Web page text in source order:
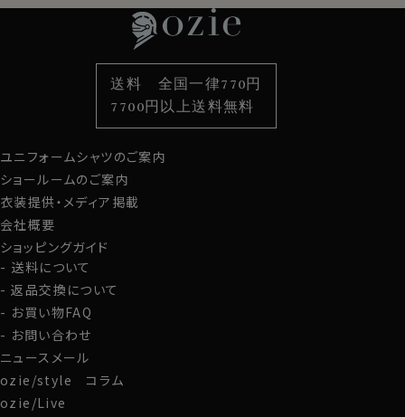
袖・カフス型から選ぶ
色から選ぶ
柄から選ぶ
スタイルから選ぶ
カジュアルシャツ
定番シャツ
カフスボタン
サスペンダー
財布・名刺入れ
バッグ
ストール・マフラー
グローブ
ユニフォームシャツのご案内
ショールームのご案内
衣装提供・メディア掲載
会社概要
ショッピングガイド
送料について
返品交換について
お買い物FAQ
お問い合わせ
ニュースメール
ozie/style コラム
ozie/Live
送料 全国一律770円
7700円以上送料無料